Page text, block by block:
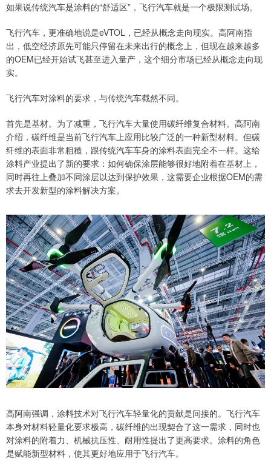
如果说传统汽车是涂料的“舒适区”，飞行汽车就是一个极限测试场。
飞行汽车，更准确地说是eVTOL，已经从概念走向现实。高阿南指
出，低空经济原先可能只停留在未来出行的概念上，但现在越来越多
的OEM已经开始试飞甚至进入量产，这个细分市场已经从概念走向现
实。
飞行汽车对涂料的要求，与传统汽车截然不同。
首先是基材。为了减重，飞行汽车大量使用碳纤维复合材料。高阿南
介绍，碳纤维是当前飞行汽车上应用比较广泛的一种新型材料。但碳
纤维的表面非常粗糙，跟传统汽车车身的涂料表面完全不一样。这给
涂料产业提出了新的要求：如何确保涂层能够很好地附着在基材上，
同时再往上叠加不同涂层以达到保护效果，这需要企业根据OEM的需
求去开发新型的涂料解决方案。
高阿南强调，涂料技术对飞行汽车轻量化的贡献是间接的。飞行汽车
本身对材料轻量化要求极高，碳纤维的出现契合了这一需求，同时也
对涂料的附着力、机械抗压性、耐用性提出了更高要求。涂料的角色
是赋能新型材料，使其更好地应用于飞行汽车。